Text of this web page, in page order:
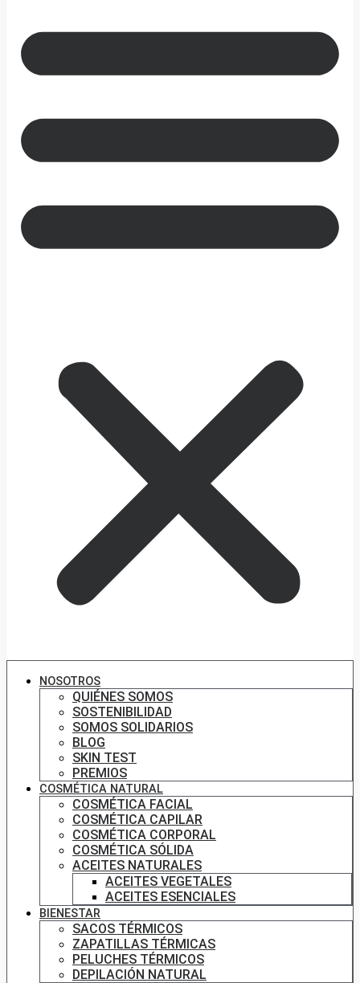
NOSOTROS
QUIÉNES SOMOS
SOSTENIBILIDAD
SOMOS SOLIDARIOS
BLOG
SKIN TEST
PREMIOS
COSMÉTICA NATURAL
COSMÉTICA FACIAL
COSMÉTICA CAPILAR
COSMÉTICA CORPORAL
COSMÉTICA SÓLIDA
ACEITES NATURALES
ACEITES VEGETALES
ACEITES ESENCIALES
BIENESTAR
SACOS TÉRMICOS
ZAPATILLAS TÉRMICAS
PELUCHES TÉRMICOS
DEPILACIÓN NATURAL